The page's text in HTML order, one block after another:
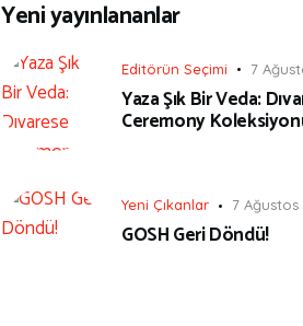
Yeni yayınlananlar
Editörün Seçimi 7
Yaza Şık Bir Veda:
Ceremony
Yeni Çıkanlar 7 Ağustos
GOSH Geri Döndü!